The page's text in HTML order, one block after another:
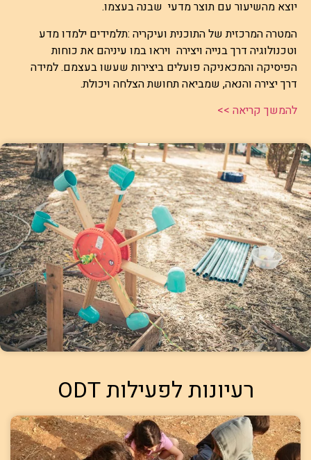
יוצא מהשיעור עם תוצר מדעי שבנה בעצמו.
המטרה המרכזית של התוכנית ועיקריה :תלמידים ילמדו מדע
וטכנולוגיה דרך בנייה ויצירה ויראו במו עיניהם את כוחות
הפיסיקה והמכאניקה פועלים ביצירות שעשו בעצמם. למידה
דרך יצירה והנאה, שמביאה תחושת הצלחה ויכולת.
להמשך קריאה >>
רעיונות לפעילות ODT